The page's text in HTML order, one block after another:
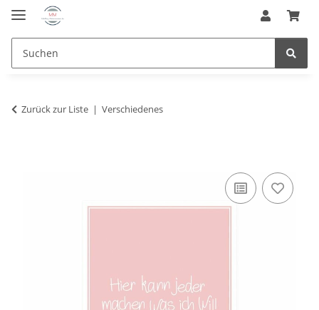
Zurück zur Liste Verschiedenes